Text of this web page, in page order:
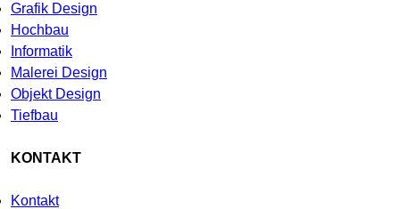
Grafik Design
Hochbau
Informatik
Malerei Design
Objekt Design
Tiefbau
KONTAKT
Kontakt